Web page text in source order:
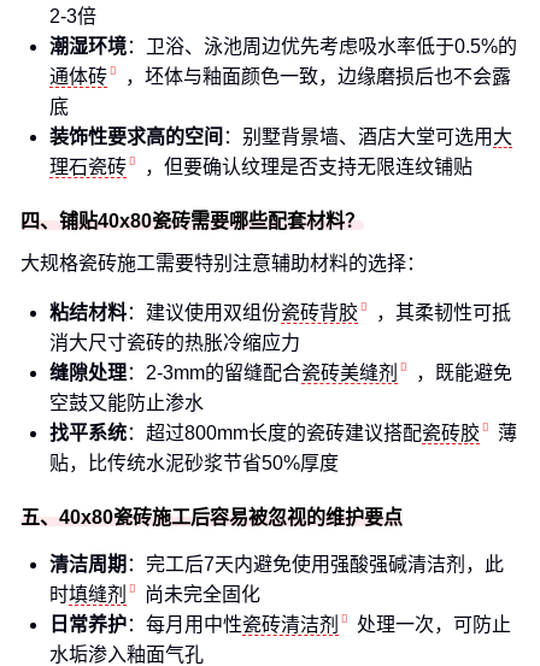
2-3倍
潮湿环境：卫浴、泳池周边优先考虑吸水率低于0.5%的
通体砖
，坯体与釉面颜色一致，边缘磨损后也不会露
底
装饰性要求高的空间 ：别墅背景墙、酒店大堂可选用 大
理石瓷砖
，但要确认纹理是否支持无限连纹铺贴
四、铺贴40x80瓷砖需要哪些配套材料？
大规格瓷砖施工需要特别注意辅助材料的选择：
粘结材料：建议使用双组份瓷砖背胶
，其柔韧性可抵
消大尺寸瓷砖的热胀冷缩应力
缝隙处理：2-3mm的留缝配合瓷砖美缝剂
，既能避免
空鼓又能防止渗水
找平系统：超过800mm长度的瓷砖建议搭配瓷砖胶
薄
贴，比传统水泥砂浆节省50%厚度
五、40x80瓷砖施工后容易被忽视的维护要点
清洁周期 ：完工后7天内避免使用强酸强碱清洁剂，此
时填缝剂
尚未完全固化
日常养护：每月用中性瓷砖清洁剂
处理一次，可防止
水垢渗入釉面气孔